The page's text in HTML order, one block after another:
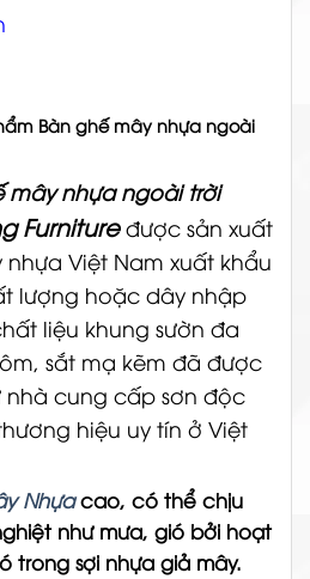
Bàn ghế mây nhựa ngoài
mây nhựa ngoài trời
Furnituređược sản xuất
Việt Nam xuất khẩu
lượng hoặc dây nhập
liệu khung sườn đa
sắt mạ kẽm đã được
nhà cung cấp sơn độc
hiệu uy tín ở Việt
Nhựacao, có thể chịu
như mưa, gió bởi hoạt
trong sợi nhựa giả mây.